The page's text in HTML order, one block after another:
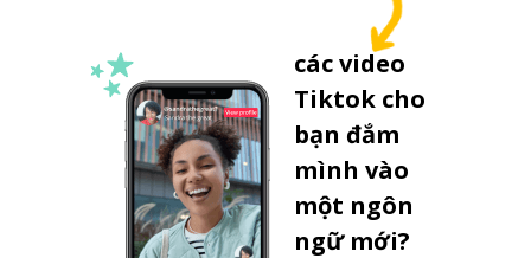
các video
Tiktok cho
bạn đắm
mình vào
một ngôn
ngữ mới?